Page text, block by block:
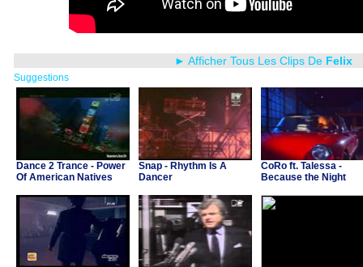
► Afficher Tous Les Clips De Felix
Suggestions
Dance 2 Trance - Power
Of American Natives
Snap - Rhythm Is A
Dancer
CoRo ft. Talessa -
Because the Night